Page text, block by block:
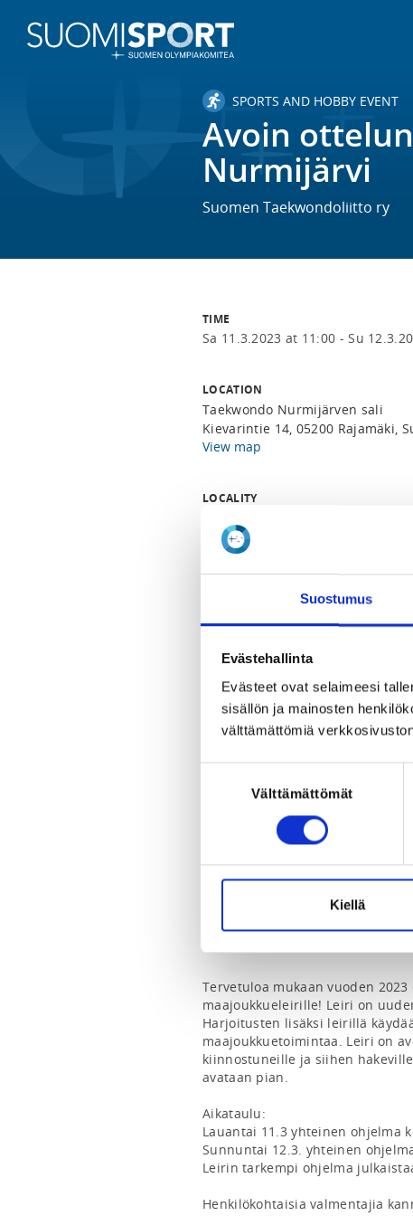
Suostumus
Evästehallinta
Evästeet ovat selaimeesi
sisällön ja mainosten
välttämättömiä
Välttämättömät
Kiellä
SPORTS AND HOBBY EVENT
Avoin
Nurmijärvi
Suomen Taekwondoliitto ry
TIME
Sa 11.3.2023 at 11:00 -Su
LOCATION
Taekwondo Nurmijärven sali
Kievarintie 14, 05200 Rajamäki,
View map
LOCALITY
Koko leiri 55,00 €
Pelkkä lauantai 40,00 €
Pelkkä sunnuntai 40,00 €
Simo Siltanen
simo@wondo.fi
0400605951
Simo Siltanen
Stelios Kirtselis
Tervetuloa mukaan vuoden
maajoukkueleirille! Leiri on
Harjoitusten lisäksi leirillä
maajoukkuetoimintaa. Leiri on
kiinnostuneille ja siihen
avataan pian.
Aikataulu:
Lauantai 11.3 yhteinen ohjelma
Sunnuntai 12.3. yhteinen
Leirin tarkempi ohjelma
Henkilökohtaisia valmentajia